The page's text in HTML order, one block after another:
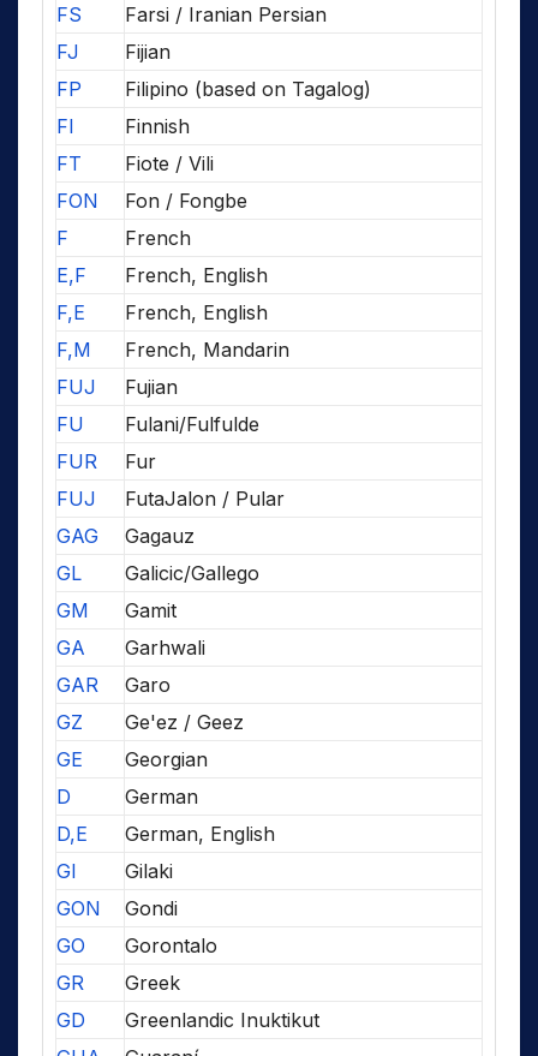
FS
Farsi / Iranian Persian
FJ
Fijian
FP
Filipino (based on Tagalog)
FI
Finnish
FT
Fiote / Vili
FON
Fon / Fongbe
F
French
E,F
French, English
F,E
French, English
F,M
French, Mandarin
FUJ
Fujian
FU
Fulani/Fulfulde
FUR
Fur
FUJ
FutaJalon / Pular
GAG
Gagauz
GL
Galicic/Gallego
GM
Gamit
GA
Garhwali
GAR
Garo
GZ
Ge'ez / Geez
GE
Georgian
D
German
D,E
German, English
GI
Gilaki
GON
Gondi
GO
Gorontalo
GR
Greek
GD
Greenlandic Inuktikut